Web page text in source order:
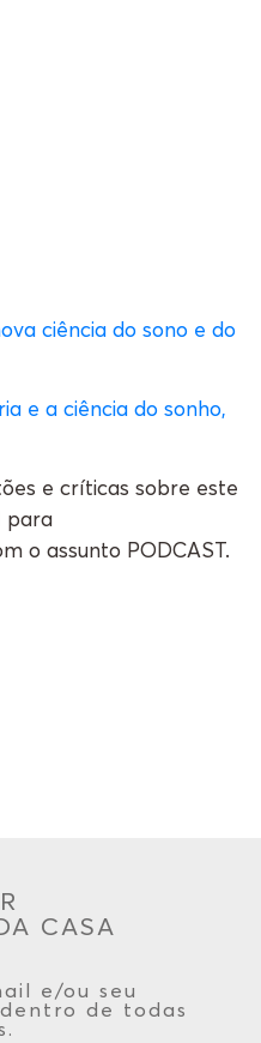
ciência do sono e do
e a ciência do sonho,
e críticas sobre este
para
o assunto PODCAST.
CASA
e/ou seu
de todas